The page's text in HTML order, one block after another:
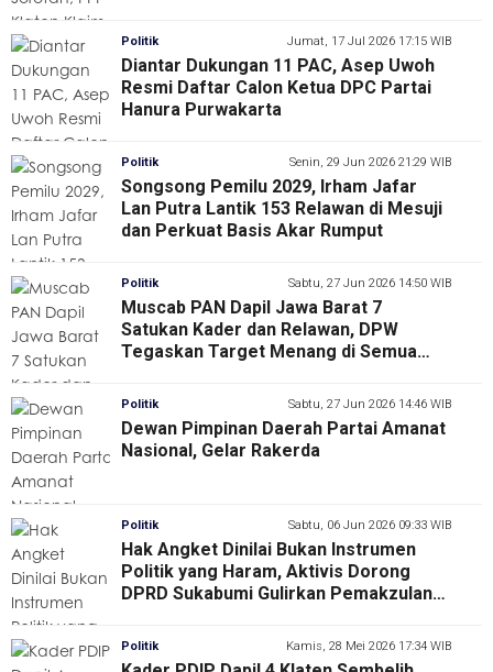
Politik Jumat, 17 Jul 2026 17:15 WIB
Diantar Dukungan 11 PAC, Asep Uwoh
Resmi Daftar Calon Ketua DPC Partai
Hanura Purwakarta
Politik Senin, 29 Jun 2026 21:29 WIB
Songsong Pemilu 2029, Irham Jafar
Lan Putra Lantik 153 Relawan di Mesuji
dan Perkuat Basis Akar Rumput
Politik Sabtu, 27 Jun 2026 14:50 WIB
Muscab PAN Dapil Jawa Barat 7
Satukan Kader dan Relawan, DPW
Tegaskan Target Menang di Semua
Politik Sabtu, 27 Jun 2026 14:46 WIB
Dewan Pimpinan Daerah Partai Amanat
Nasional, Gelar Rakerda
Politik Sabtu, 06 Jun 2026 09:33 WIB
Hak Angket Dinilai Bukan Instrumen
Politik yang Haram, Aktivis Dorong
DPRD Sukabumi Gulirkan Pemakzulan
Politik Kamis, 28 Mei 2026 17:34 WIB